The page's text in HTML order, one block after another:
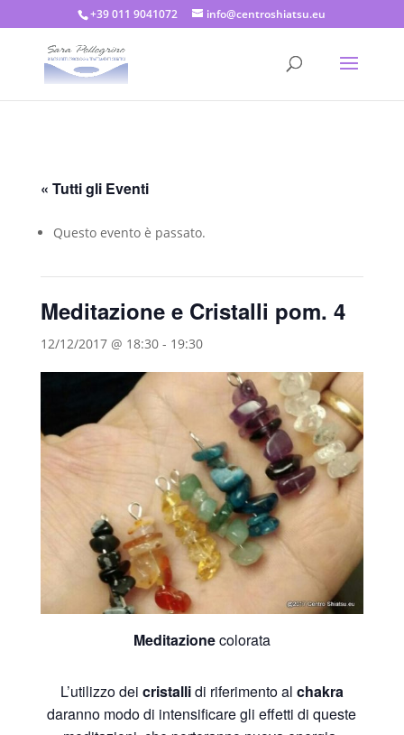
+39 011 9041072 info@centroshiatsu.eu
« Tutti gli Eventi
Questo evento è passato.
Meditazione e Cristalli pom. 4
12/12/2017 @ 18:30- 19:30
Meditazionecolorata
L’utilizzo dei cristallidi riferimento al chakra
daranno modo di intensificare gli effetti di queste